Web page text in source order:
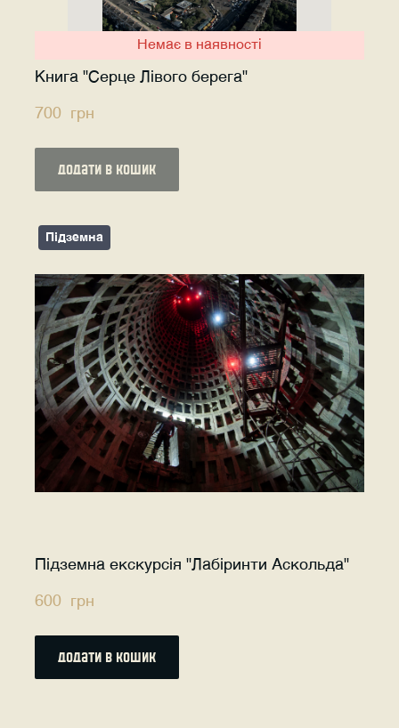
Немає в наявності
Книга "Серце Лівого берега"
700  грн
додати в кошик
Підземна
Підземна екскурсія "Лабіринти Аскольда"
600  грн
додати в кошик